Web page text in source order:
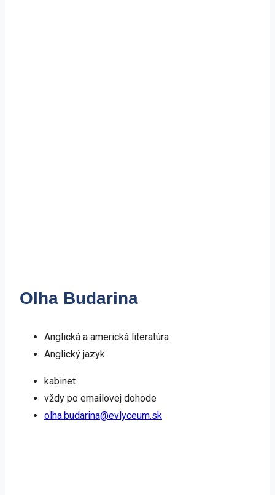
Olha Budarina
Anglická a americká literatúra
Anglický jazyk
kabinet
vždy po emailovej dohode
olha.budarina@evlyceum.sk